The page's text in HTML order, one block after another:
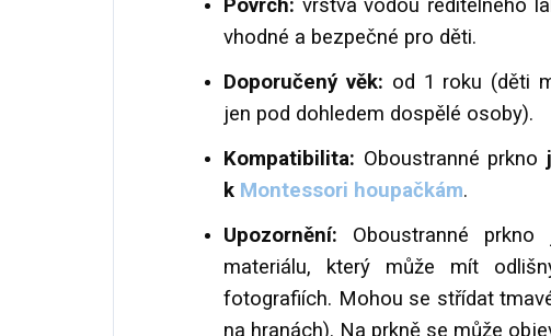
Povrch: vrstva vodou ředitelného
vhodné a bezpečné pro děti.
Doporučený věk: od 1 roku (děti
jen pod dohledem dospělé osoby).
Kompatibilita: Oboustranné prkno
k Montessori houpačkám.
Upozornění: Oboustranné
materiálu, který může mít
fotografiích. Mohou se střídat
na hranách). Na prkně se může